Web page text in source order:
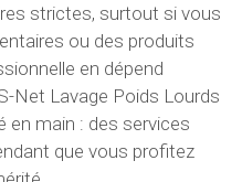
strictes, surtout si vous
ou des produits
en dépend
Net Lavage Poids Lourds
en main : des services
que vous profitez